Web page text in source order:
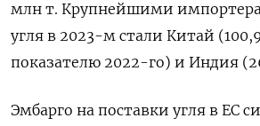
млн т. Крупнейшими
угля в 2023-м стали Китай
показателю 2022-го) и Индия
Эмбарго на поставки угля в ЕС